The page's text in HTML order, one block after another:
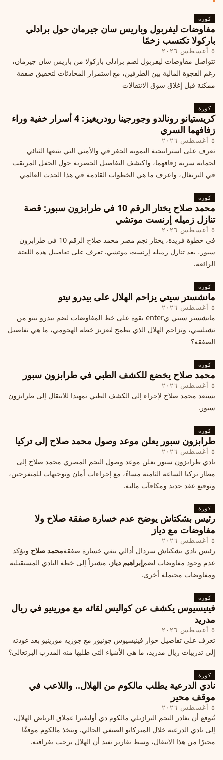
كورة
مفاوضات ليفربول وباريس سان جيرمان حول برادلي
باركولا تكتسب زخمًا
٥ أغسطس ٢٠٢٦
تتواصل مفاوضات ليفربول لضم برادلي باركولا من باريس سان جيرمان،
رغم الفجوة المالية بين الطرفين، مع استمرار المحادثات لتحقيق صفقة
ممكنة قبل إغلاق سوق الانتقالات
كورة
كريستيانو رونالدو وجورجينا رودريغيز: 4 أسرار خفية وراء
زفافهما السري
٥ أغسطس ٢٠٢٦
تعرف على استراتيجية التمويه الجغرافي والأمني التي يتبعها الثنائي
لحماية سرية زفافهما، واكتشف التفاصيل الحصرية حول الحفل المرتقب
في البرتغال، واعرف ما هي الخطوات القادمة في هذا الحدث العالمي
كورة
محمد صلاح يختار الرقم 10 في طرابزون سبور: قصة
تنازل زميله إرنست موتشي
٥ أغسطس ٢٠٢٦
في خطوة فريدة، يختار نجم مصر محمد صلاح الرقم 10 في طرابزون
سبور، بعد تنازل زميله إرنست موتشي. تعرف على تفاصيل هذه اللفتة
الرائعة.
كورة
مانشستر سيتي يزاحم الهلال على بيدرو نيتو
٥ أغسطس ٢٠٢٦
مانشستر سيتي يenter بقوة على خط المفاوضات لضم بيدرو نيتو من
تشيلسي، وتزاحم الهلال الذي يطمح لتعزيز خطه الهجومي، ما هي تفاصيل
الصفقة؟
كورة
محمد صلاح يخضع للكشف الطبي في طرابزون سبور
٥ أغسطس ٢٠٢٦
يستعد محمد صلاح لإجراء إلى الكشف الطبي تمهيدا للانتقال إلى طرابزون
سبور.
كورة
طرابزون سبور يعلن موعد وصول محمد صلاح إلى تركيا
٥ أغسطس ٢٠٢٦
نادي طرابزون سبور يعلن موعد وصول النجم المصري محمد صلاح إلى
مطار تركيا الساعة الثامنة مساءً، مع إجراءات أمان وتوجيهات للمتفرجين،
وتوقيع عقد جديد ومكافآت مالية.
كورة
رئيس بشكتاش يوضح عدم خسارة صفقة صلاح ولا
مفاوضات مع دياز
٥ أغسطس ٢٠٢٦
رئيس نادي بشكتاش سردال أدالي ينفي خسارة صفقةمحمد صلاح ويؤكد
عدم وجود مفاوضات لضمإبراهيم دياز ، مشيراً إلى خطة النادي المستقبلية
ومفاوضات محتملة أخرى.
كورة
فينيسيوس يكشف عن كواليس لقائه مع مورينيو في ريال
مدريد
٥ أغسطس ٢٠٢٦
تعرف على تفاصيل حوار فينيسيوس جونيور مع جوزيه مورينيو بعد عودته
إلى تدريبات ريال مدريد، ما هي الأشياء التي طلبها منه المدرب البرتغالي؟
كورة
نادي الدرعية يطلب مالكوم من الهلال.. واللاعب في
موقف محير
٥ أغسطس ٢٠٢٦
يُتوقع أن يغادر النجم البرازيلي مالكوم دي أوليفيرا عملاق الرياض الهلال،
إلى نادي الدرعية خلال الميركاتو الصيفي الحالي. ويتخذ مالكوم موقفًا
محيرًا من هذا الانتقال، وسط تقارير تفيد أن الهلال يرحب بفراقته.